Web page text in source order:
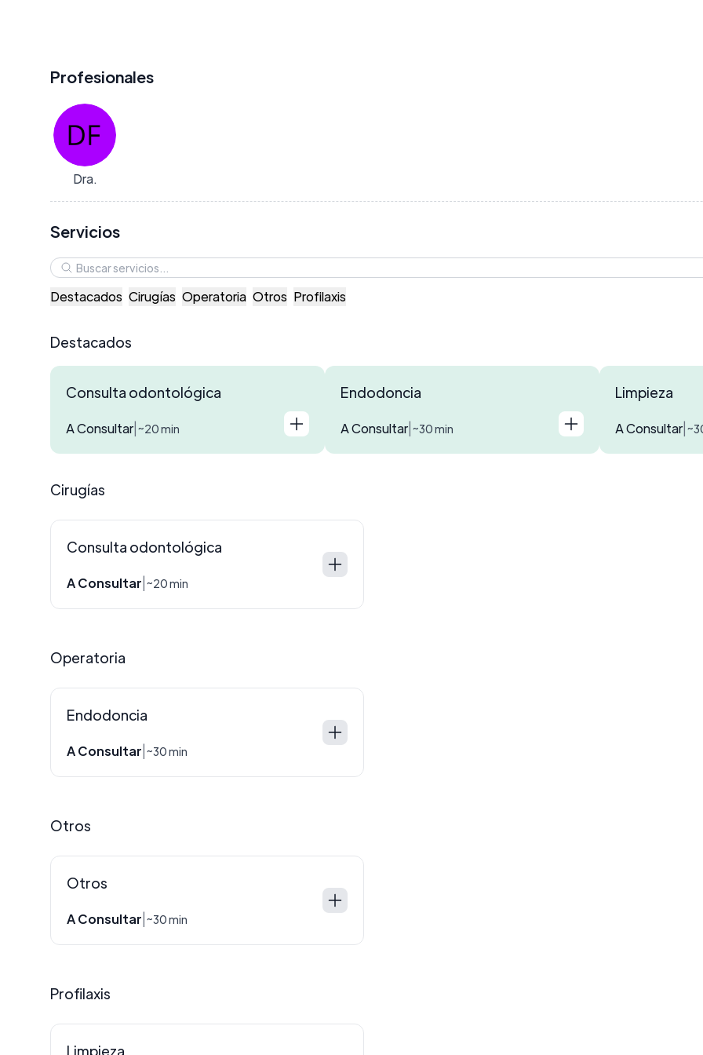
Profesionales
Dra.
Servicios
Destacados Cirugías Operatoria Otros Profilaxis
Destacados
Consulta odontológica
A Consultar ~20 min
Endodoncia
A Consultar ~30 min
Limpieza
A Consultar
Cirugías
Consulta odontológica
A Consultar ~20 min
Operatoria
Endodoncia
A Consultar ~30 min
Otros
Otros
A Consultar ~30 min
Profilaxis
Limpieza